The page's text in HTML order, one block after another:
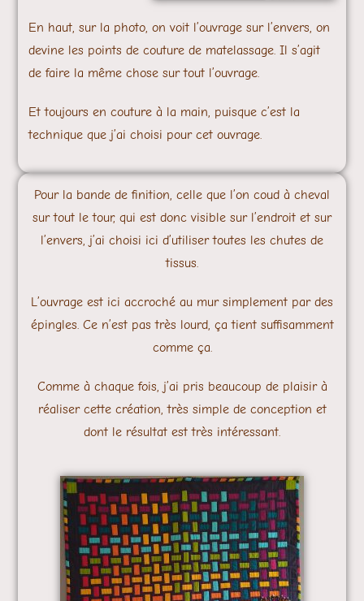
En haut, sur la photo, on voit l’ouvrage sur l’envers, on
devine les points de couture de matelassage. Il s’agit
de faire la même chose sur tout l’ouvrage.
Et toujours en couture à la main, puisque c’est la
technique que j’ai choisi pour cet ouvrage.
Pour la bande de finition, celle que l’on coud à cheval
sur tout le tour, qui est donc visible sur l’endroit et sur
l’envers, j’ai choisi ici d’utiliser toutes les chutes de
tissus.
L’ouvrage est ici accroché au mur simplement par des
épingles. Ce n’est pas très lourd, ça tient suffisamment
comme ça.
Comme à chaque fois, j’ai pris beaucoup de plaisir à
réaliser cette création, très simple de conception et
dont le résultat est très intéressant.